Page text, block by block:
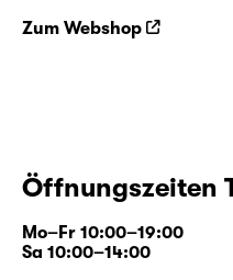
Zum Webshop
Öffnungszeiten
Mo–Fr 10:00–19:00
Sa 10:00–14:00